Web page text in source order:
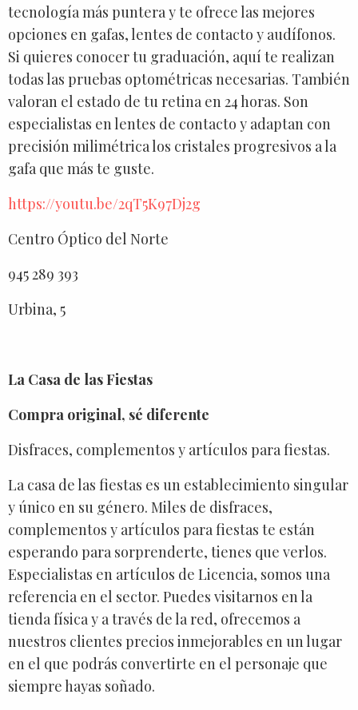
tecnología más puntera y te ofrece las mejores
opciones en gafas, lentes de contacto y audífonos.
Si quieres conocer tu graduación, aquí te realizan
todas las pruebas optométricas necesarias. También
valoran el estado de tu retina en 24 horas. Son
especialistas en lentes de contacto y adaptan con
precisión milimétrica los cristales progresivos a la
gafa que más te guste.
https://youtu.be/2qT5K97Dj2g
Centro Óptico del Norte
945 289 393
Urbina, 5
La Casa de las Fiestas
Compra original, sé diferente
Disfraces, complementos y artículos para fiestas.
La casa de las fiestas es un establecimiento singular
y único en su género. Miles de disfraces,
complementos y artículos para fiestas te están
esperando para sorprenderte, tienes que verlos.
Especialistas en artículos de Licencia, somos una
referencia en el sector. Puedes visitarnos en la
tienda física y a través de la red, ofrecemos a
nuestros clientes precios inmejorables en un lugar
en el que podrás convertirte en el personaje que
siempre hayas soñado.